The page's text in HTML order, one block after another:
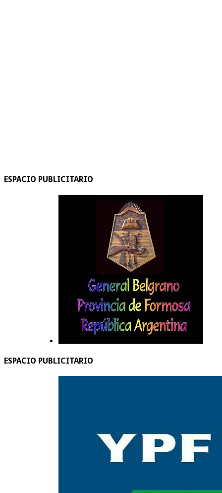
ESPACIO PUBLICITARIO
ESPACIO PUBLICITARIO